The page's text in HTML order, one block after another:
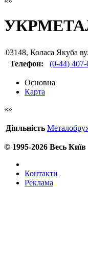
03148, Коласа Якуба
Телефон:
(0-44)
Основна
Карта
Діяльність
© 1995-2026 Весь Київ
Контакти
Реклама